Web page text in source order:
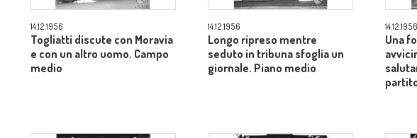
14.12.1956
Togliatti discute con Moravia
e con un altro uomo. Campo
medio
14.12.1956
Longo ripreso mentre
seduto in tribuna sfoglia un
giornale. Piano medio
14.12.1956
Una